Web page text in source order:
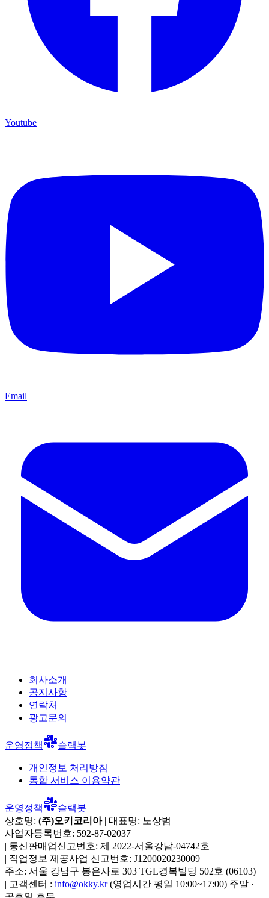
Youtube
Email
회사소개
공지사항
연락처
광고문의
운영정책 슬랙봇
개인정보 처리방침
통합 서비스 이용약관
운영정책
슬랙봇
상호명: (주)오키코리아| 대표명: 노상범
사업자등록번호: 592-87-02037
| 통신판매업신고번호: 제 2022-서울강남-04742호
| 직업정보 제공사업 신고번호: J1200020230009
주소: 서울 강남구 봉은사로 303 TGL경복빌딩 502호 (06103)
| 고객센터 : info@okky.kr (영업시간 평일 10:00~17:00) 주말 ·